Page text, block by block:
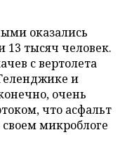
оказались
13 тысяч человек.
с вертолета
и
очень
что асфальт
своем микроблоге